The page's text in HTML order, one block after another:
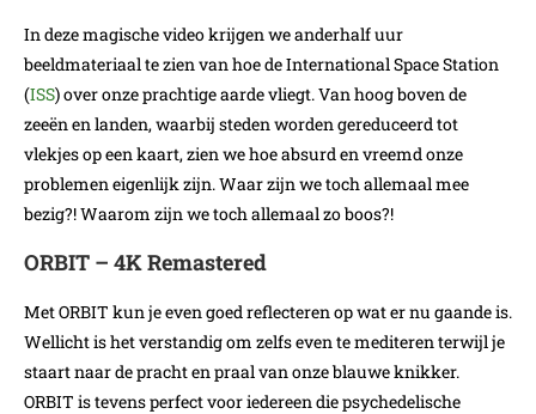
In deze magische video krijgen we anderhalf uur
beeldmateriaal te zien van hoe de International Space Station
(ISS) over onze prachtige aarde vliegt. Van hoog boven de
zeeën en landen, waarbij steden worden gereduceerd tot
vlekjes op een kaart, zien we hoe absurd en vreemd onze
problemen eigenlijk zijn. Waar zijn we toch allemaal mee
bezig?! Waarom zijn we toch allemaal zo boos?!
ORBIT – 4K Remastered
Met ORBIT kun je even goed reflecteren op wat er nu gaande is.
Wellicht is het verstandig om zelfs even te mediteren terwijl je
staart naar de pracht en praal van onze blauwe knikker.
ORBIT is tevens perfect voor iedereen die psychedelische